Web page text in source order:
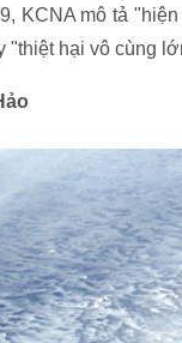
KCNA mô tả
"thiệt hại vô cùng